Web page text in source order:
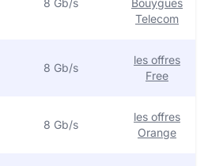
8 Gb/s
Bouygues
Telecom
8 Gb/s
les offres
Free
8 Gb/s
les offres
Orange